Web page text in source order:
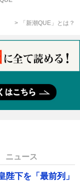
「新潮QUE」とは？
ニュース
陛下を「最前列」